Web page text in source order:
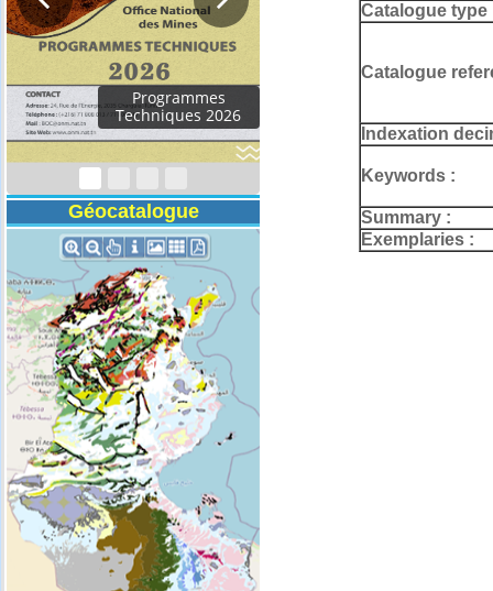
Rapport d'activités
2024
Géocatalogue
Catalogue type
Catalogue
Indexation
Keywords :
Summary :
Exemplaries :